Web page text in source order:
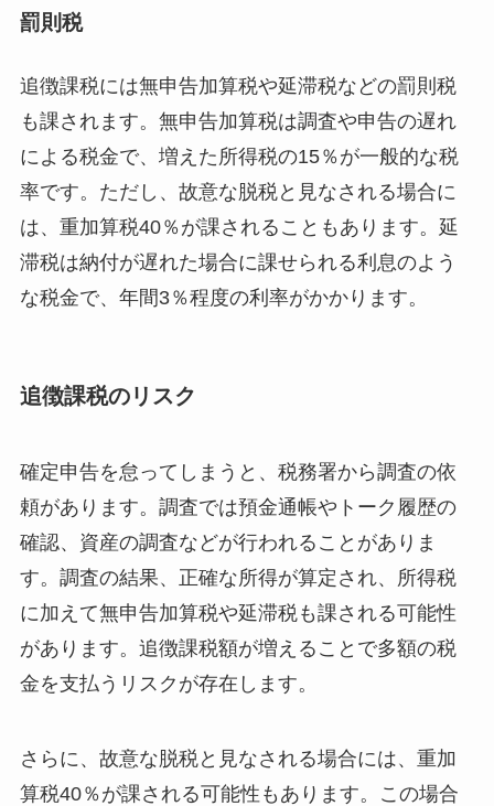
罰則税
追徴課税には無申告加算税や延滞税などの罰則税
も課されます。無申告加算税は調査や申告の遅れ
による税金で、増えた所得税の15％が一般的な税
率です。ただし、故意な脱税と見なされる場合に
は、重加算税40％が課されることもあります。延
滞税は納付が遅れた場合に課せられる利息のよう
な税金で、年間3％程度の利率がかかります。
追徴課税のリスク
確定申告を怠ってしまうと、税務署から調査の依
頼があります。調査では預金通帳やトーク履歴の
確認、資産の調査などが行われることがありま
す。調査の結果、正確な所得が算定され、所得税
に加えて無申告加算税や延滞税も課される可能性
があります。追徴課税額が増えることで多額の税
金を支払うリスクが存在します。
さらに、故意な脱税と見なされる場合には、重加
算税40％が課される可能性もあります。この場合